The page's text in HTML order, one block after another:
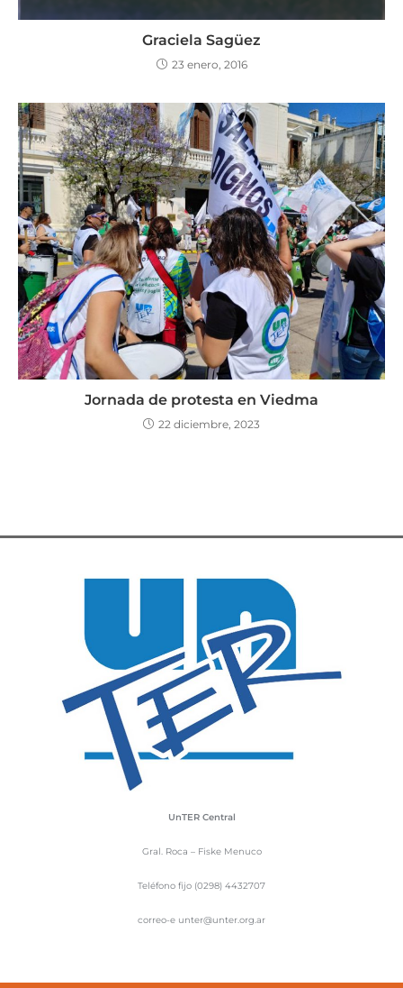
Graciela Sagüez
23 enero, 2016
Jornada de protesta en Viedma
22 diciembre, 2023
UnTER Central
Gral. Roca – Fiske Menuco
Teléfono fijo (0298) 4432707
correo-e unter@unter.org.ar